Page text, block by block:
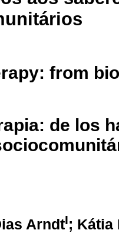
from
de los
ArndtI; Kátia